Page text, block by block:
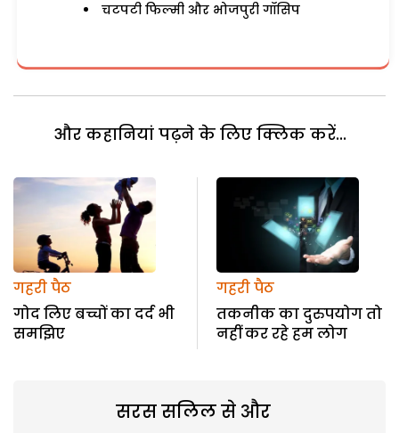
चटपटी फिल्मी और भोजपुरी गॉसिप
और कहानियां पढ़ने के लिए क्लिक करें...
गहरी पैठ
गोद लिए बच्चों का दर्द भी
समझिए
गहरी पैठ
तकनीक का दुरुपयोग तो
नहीं कर रहे हम लोग
सरस सलिल से और